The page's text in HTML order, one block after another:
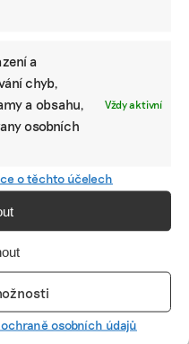
a
chyb,
a obsahu,
osobních
Vždy aktivní
o těchto účelech
osobních údajů